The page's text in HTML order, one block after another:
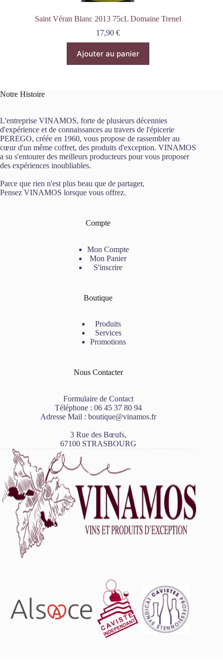
Saint Véran Blanc 2013 75cL Domaine Trenel
17,90€
Ajouter au panier
Notre Histoire
L'entreprise VINAMOS, forte de plusieurs décennies
d'expérience et de connaissances au travers de l'épicerie
PEREGO, créée en 1960, vous propose de rassembler au
cœur d'un même coffret, des produits d'exception. VINAMOS
a su s'entourer des meilleurs producteurs pour vous proposer
des expériences inoubliables.
Parce que rien n'est plus beau que de partager,
Pensez VINAMOS lorsque vous offrez.
Compte
Mon Compte
Mon Panier
S'inscrire
Boutique
Produits
Services
Promotions
Nous Contacter
Formulaire de Contact
Téléphone : 06 45 37 80 94
Adresse Mail : boutique@vinamos.fr
3 Rue des Bœufs,
67100 STRASBOURG